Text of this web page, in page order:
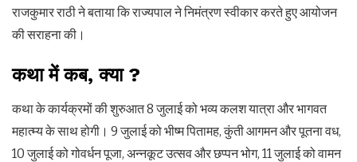
राजकुमार राठी ने बताया कि राज्यपाल ने निमंत्रण स्वीकार करते हुए आयोजन
की सराहना की।
कथा में कब, क्या ?
कथा के कार्यक्रमों की शुरुआत 8 जुलाई को भव्य कलश यात्रा और भागवत
महात्म्य के साथ होगी। 9 जुलाई को भीष्म पितामह, कुंती आगमन और पूतना वध,
10 जुलाई को गोवर्धन पूजा, अन्नकूट उत्सव और छप्पन भोग, 11 जुलाई को वामन